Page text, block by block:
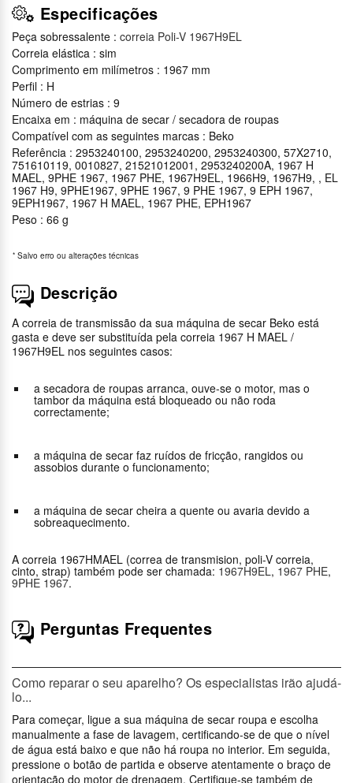
Especificações
Peça sobressalente : correia Poli-V 1967H9EL
Correia elástica : sim
Comprimento em milímetros : 1967 mm
Perfil : H
Número de estrias : 9
Encaixa em : máquina de secar / secadora de roupas
Compatível com as seguintes marcas : Beko
Referência : 2953240100, 2953240200, 2953240300, 57X2710,
751610119, 0010827, 21521012001, 2953240200A, 1967 H
MAEL, 9PHE 1967, 1967 PHE, 1967H9EL, 1966H9, 1967H9, , EL
1967 H9, 9PHE1967, 9PHE 1967, 9 PHE 1967, 9 EPH 1967,
9EPH1967, 1967 H MAEL, 1967 PHE, EPH1967
Peso : 66 g
* Salvo erro ou alterações técnicas
Descrição
A correia de transmissão da sua máquina de secar Beko está
gasta e deve ser substituída pela correia 1967 H MAEL /
1967H9EL nos seguintes casos:
a secadora de roupas arranca, ouve-se o motor, mas o
tambor da máquina está bloqueado ou não roda
correctamente;
a máquina de secar faz ruídos de fricção, rangidos ou
assobios durante o funcionamento;
a máquina de secar cheira a quente ou avaria devido a
sobreaquecimento.
A correia 1967HMAEL (correa de transmision, poli-V correia,
cinto, strap) também pode ser chamada: 1967H9EL, 1967 PHE,
9PHE 1967.
Perguntas Frequentes
Como reparar o seu aparelho? Os especialistas irão ajudá-
lo...
Para começar, ligue a sua máquina de secar roupa e escolha
manualmente a fase de lavagem, certificando-se de que o nível
de água está baixo e que não há roupa no interior. Em seguida,
pressione o botão de partida e observe atentamente o braço de
orientação do motor de drenagem. Certifique-se também de